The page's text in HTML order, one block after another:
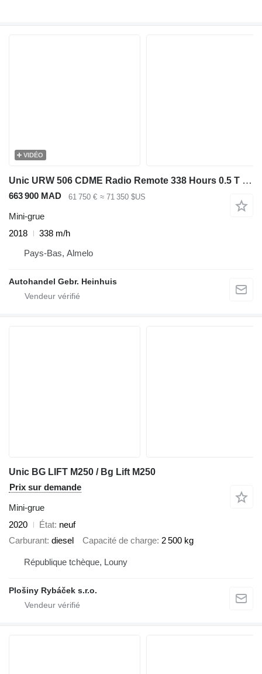
VIDÉO
Unic URW 506 CDME Radio Remote 338 Hours 0.5 T Jip!
663 900 MAD 61 750 € ≈ 71 350 $US
Mini-grue
2018
338 m/h
Pays-Bas, Almelo
Autohandel Gebr. Heinhuis
Unic BG LIFT M250 / Bg Lift M250
Prix sur demande
Mini-grue
2020
État neuf
Carburant diesel Capacité de charge 2 500 kg
République tchèque, Louny
Plošiny Rybáček s.r.o.